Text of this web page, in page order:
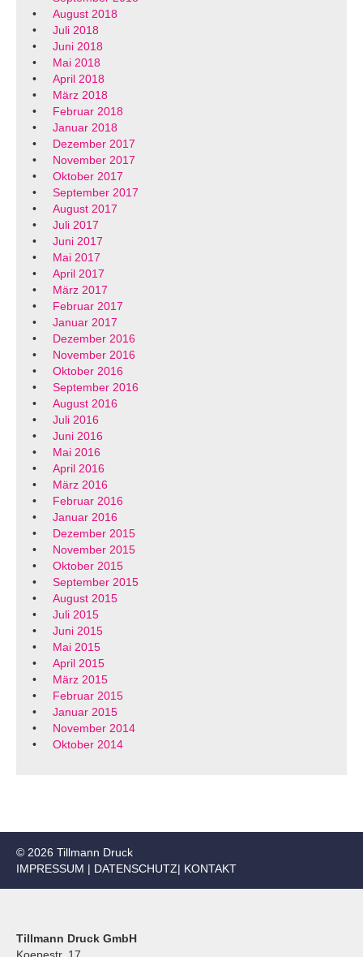
August 2018
Juli 2018
Juni 2018
Mai 2018
April 2018
März 2018
Februar 2018
Januar 2018
Dezember 2017
November 2017
Oktober 2017
September 2017
August 2017
Juli 2017
Juni 2017
Mai 2017
April 2017
März 2017
Februar 2017
Januar 2017
Dezember 2016
November 2016
Oktober 2016
September 2016
August 2016
Juli 2016
Juni 2016
Mai 2016
April 2016
März 2016
Februar 2016
Januar 2016
Dezember 2015
November 2015
Oktober 2015
September 2015
August 2015
Juli 2015
Juni 2015
Mai 2015
April 2015
März 2015
Februar 2015
Januar 2015
November 2014
Oktober 2014
© 2026 Tillmann Druck
IMPRESSUM | DATENSCHUTZ| KONTAKT
Tillmann Druck GmbH
Koepestr. 17